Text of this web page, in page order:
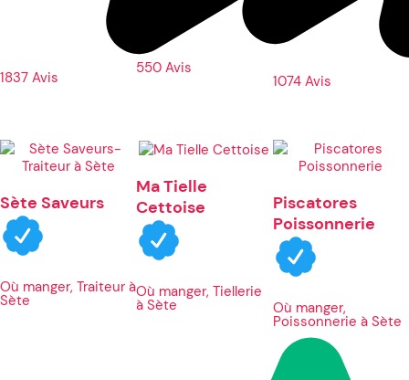
1837 Avis
550 Avis
1074 Avis
Sète Saveurs
Où manger, Traiteur à
Sète
Ma Tielle
Cettoise
Où manger, Tiellerie
à Sète
Piscatores
Poissonnerie
Où manger,
Poissonnerie à Sète